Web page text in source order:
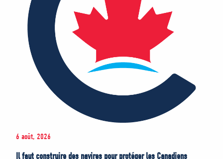
6 août, 2026
Il faut construire des navires pour protéger les Canadiens